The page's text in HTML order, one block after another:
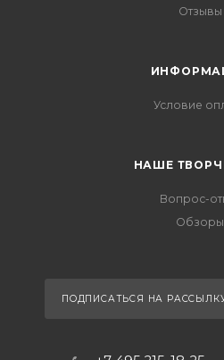
Отзывы
Условие
НАШЕ
Вопрос-
Обзоры
ПОДПИСАТЬСЯ НА